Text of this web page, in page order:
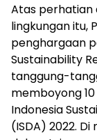
Atas perhatian
lingkungan itu,
penghargaan
Sustainability
tanggung-
memboyong
Indonesia
(ISDA) 2022.